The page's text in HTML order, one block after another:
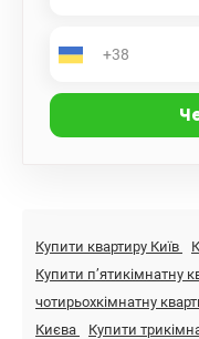
Купити квартиру Київ
Купити пʼятикімнатну
чотирьохкімнатну
Києва
Купити